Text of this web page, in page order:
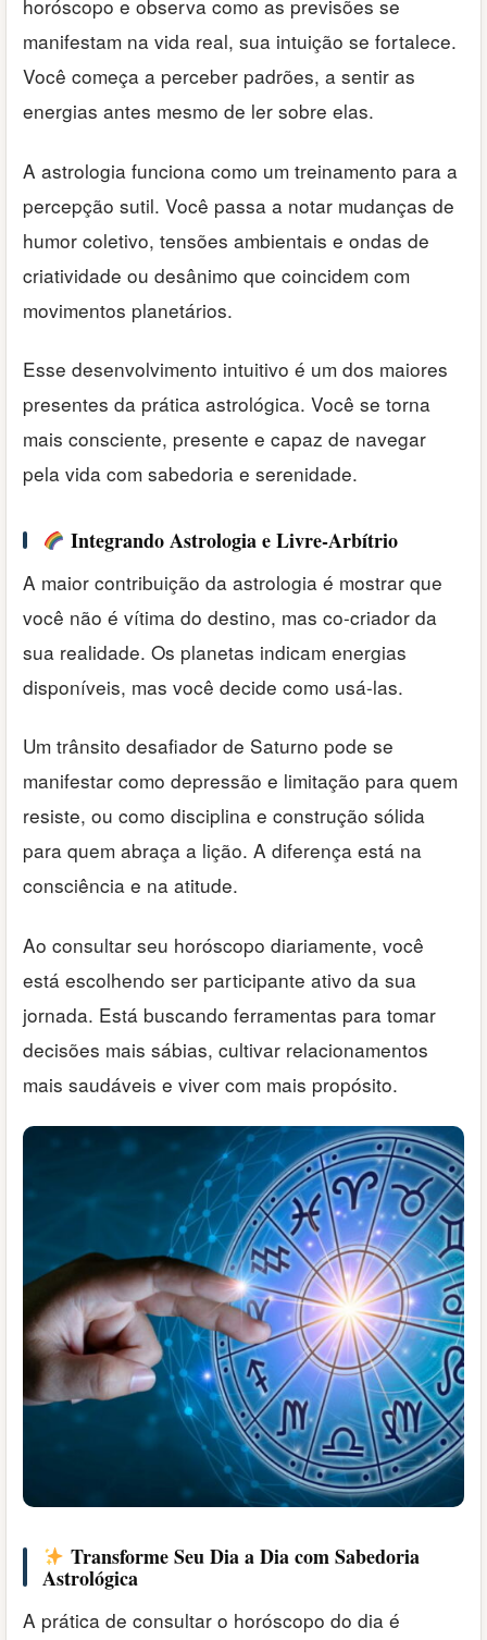
horóscopo e observa como as previsões se
manifestam na vida real, sua intuição se fortalece.
Você começa a perceber padrões, a sentir as
energias antes mesmo de ler sobre elas.
A astrologia funciona como um treinamento para a
percepção sutil. Você passa a notar mudanças de
humor coletivo, tensões ambientais e ondas de
criatividade ou desânimo que coincidem com
movimentos planetários.
Esse desenvolvimento intuitivo é um dos maiores
presentes da prática astrológica. Você se torna
mais consciente, presente e capaz de navegar
pela vida com sabedoria e serenidade.
Integrando Astrologia e Livre-Arbítrio
A maior contribuição da astrologia é mostrar que
você não é vítima do destino, mas co-criador da
sua realidade. Os planetas indicam energias
disponíveis, mas você decide como usá-las.
Um trânsito desafiador de Saturno pode se
manifestar como depressão e limitação para quem
resiste, ou como disciplina e construção sólida
para quem abraça a lição. A diferença está na
consciência e na atitude.
Ao consultar seu horóscopo diariamente, você
está escolhendo ser participante ativo da sua
jornada. Está buscando ferramentas para tomar
decisões mais sábias, cultivar relacionamentos
mais saudáveis e viver com mais propósito.
Transforme Seu Dia a Dia com Sabedoria
Astrológica
A prática de consultar o horóscopo do dia é